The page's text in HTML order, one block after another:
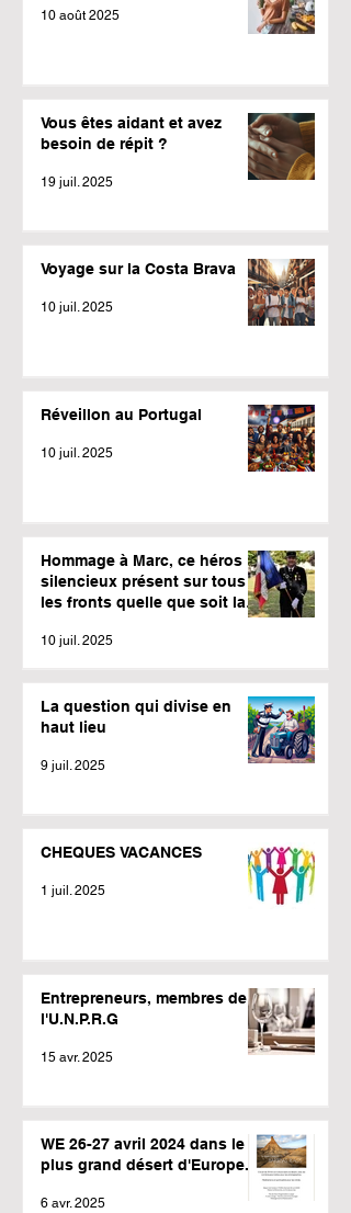
10 août 2025
Vous êtes aidant et avez
besoin de répit ?
19 juil. 2025
Voyage sur la Costa Brava
10 juil. 2025
Réveillon au Portugal
10 juil. 2025
Hommage à Marc, ce héros
silencieux présent sur tous
les fronts quelle que soit la
10 juil. 2025
La question qui divise en
haut lieu
9 juil. 2025
CHEQUES VACANCES
1 juil. 2025
Entrepreneurs, membres de
l'U.N.P.R.G
15 avr. 2025
WE 26-27 avril 2024 dans le
plus grand désert d'Europe.
6 avr. 2025